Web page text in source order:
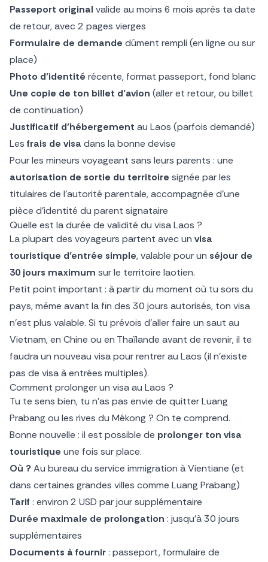
Passeport original valide au moins 6 mois après ta date
de retour, avec 2 pages vierges
Formulaire de demande dûment rempli (en ligne ou sur
place)
Photo d’identité récente, format passeport, fond blanc
Une copie de ton billet d’avion (aller et retour, ou billet
de continuation)
Justificatif d’hébergement au Laos (parfois demandé)
Les frais de visa dans la bonne devise
Pour les mineurs voyageant sans leurs parents : une
autorisation de sortie du territoire signée par les
titulaires de l’autorité parentale, accompagnée d’une
pièce d’identité du parent signataire
Quelle est la durée de validité du visa Laos ?
La plupart des voyageurs partent avec un visa
touristique d’entrée simple, valable pour un séjour de
30 jours maximum sur le territoire laotien.
Petit point important : à partir du moment où tu sors du
pays, même avant la fin des 30 jours autorisés, ton visa
n’est plus valable. Si tu prévois d’aller faire un saut au
Vietnam, en Chine ou en Thaïlande avant de revenir, il te
faudra un nouveau visa pour rentrer au Laos (il n’existe
pas de visa à entrées multiples).
Comment prolonger un visa au Laos ?
Tu te sens bien, tu n’as pas envie de quitter Luang
Prabang ou les rives du Mékong ? On te comprend.
Bonne nouvelle : il est possible de prolonger ton visa
touristique une fois sur place.
Où ? Au bureau du service immigration à Vientiane (et
dans certaines grandes villes comme Luang Prabang)
Tarif : environ 2 USD par jour supplémentaire
Durée maximale de prolongation : jusqu’à 30 jours
supplémentaires
Documents à fournir: passeport, formulaire de